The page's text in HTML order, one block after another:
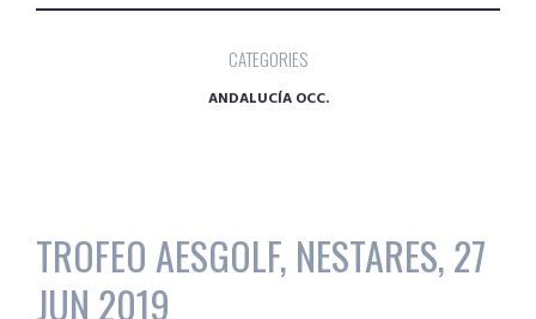
CATEGORIES
ANDALUCÍA OCC.
TROFEO AESGOLF, NESTARES, 27
JUN 2019